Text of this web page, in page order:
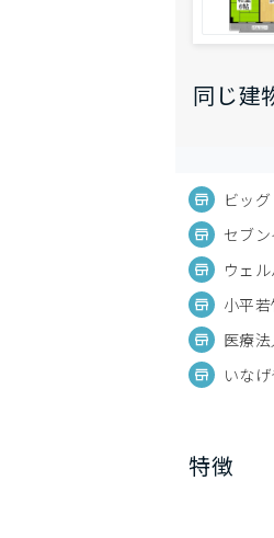
同じ建
ビッ
セブ
ウェ
小平
医療
いな
特徴